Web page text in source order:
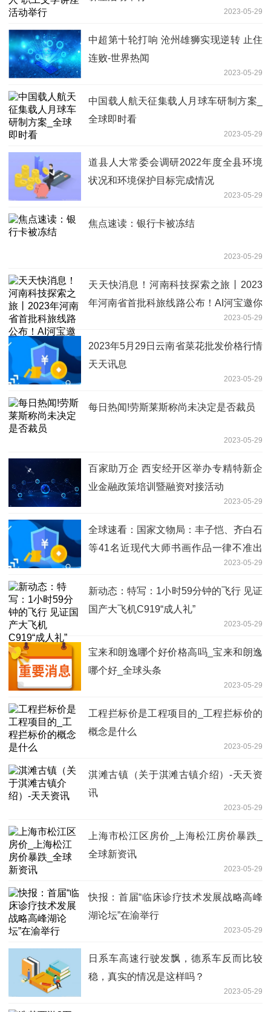
2023-05-29
中超第十轮打响 沧州雄狮实现逆转 止住
连败-世界热闻
2023-05-29
中国载人航天征集载人月球车研制方案_
全球即时看
2023-05-29
道县人大常委会调研2022年度全县环境
状况和环境保护目标完成情况
2023-05-29
焦点速读：银行卡被冻结
2023-05-29
天天快消息！河南科技探索之旅丨2023
年河南省首批科旅线路公布！AI河宝邀你
2023-05-29
2023年5月29日云南省菜花批发价格行情
天天讯息
2023-05-29
每日热闻!劳斯莱斯称尚未决定是否裁员
2023-05-29
百家助万企 西安经开区举办专精特新企
业金融政策培训暨融资对接活动
2023-05-29
全球速看：国家文物局：丰子恺、齐白石
等41名近现代大师书画作品一律不准出
2023-05-29
新动态：特写：1小时59分钟的飞行 见证
国产大飞机C919“成人礼”
2023-05-29
宝来和朗逸哪个好价格高吗_宝来和朗逸
哪个好_全球头条
2023-05-29
工程拦标价是工程项目的_工程拦标价的
概念是什么
2023-05-29
淇滩古镇（关于淇滩古镇介绍）-天天资
讯
2023-05-29
上海市松江区房价_上海松江房价暴跌_
全球新资讯
2023-05-29
快报：首届“临床诊疗技术发展战略高峰
湖论坛”在渝举行
2023-05-29
日系车高速行驶发飘，德系车反而比较
稳，真实的情况是这样吗？
2023-05-29